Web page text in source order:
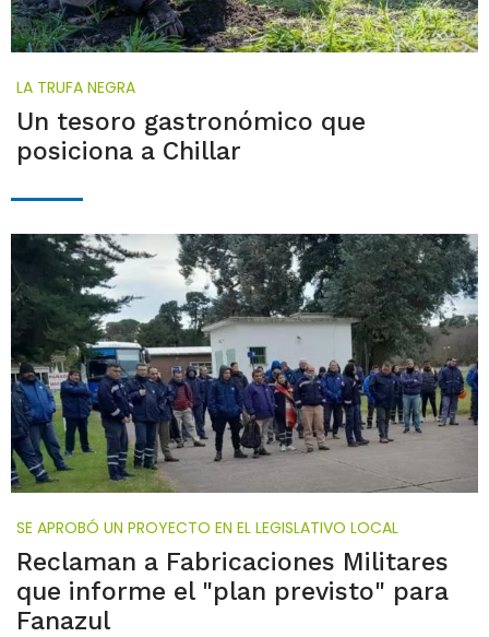
LA TRUFA NEGRA
Un tesoro gastronómico que
posiciona a Chillar
SE APROBÓ UN PROYECTO EN EL LEGISLATIVO LOCAL
Reclaman a Fabricaciones Militares
que informe el "plan previsto" para
Fanazul